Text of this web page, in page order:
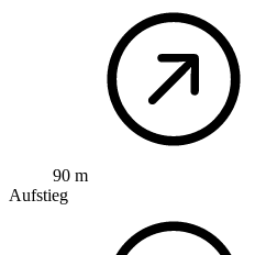
90 m
Aufstieg